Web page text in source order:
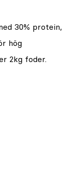
30% protein,
hög
2kg foder.